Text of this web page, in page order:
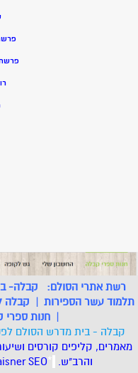
רשת אתרי הסולם: קבלה-
תלמוד עשר הספירות | קבלה
| חנות ספרי
קבלה - בית מדרש הסולם
מאמרים, קליפים קורסים
והרב"ש.
*
SEO